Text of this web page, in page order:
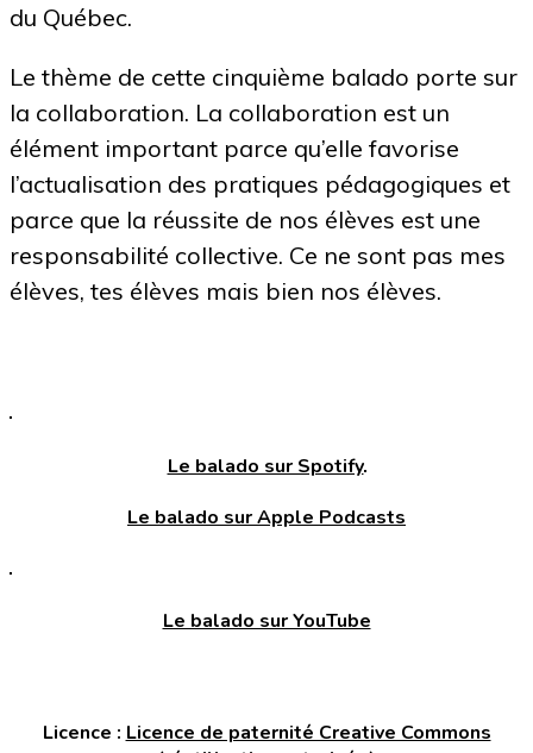
du Québec.
Le thème de cette cinquième balado porte sur
la collaboration. La collaboration est un
élément important parce qu’elle favorise
l’actualisation des pratiques pédagogiques et
parce que la réussite de nos élèves est une
responsabilité collective. Ce ne sont pas mes
élèves, tes élèves mais bien nos élèves.
Le balado sur Spotify
Le balado sur Apple Podcasts
Le balado sur YouTube
Licence : Licence de paternité Creative Commons